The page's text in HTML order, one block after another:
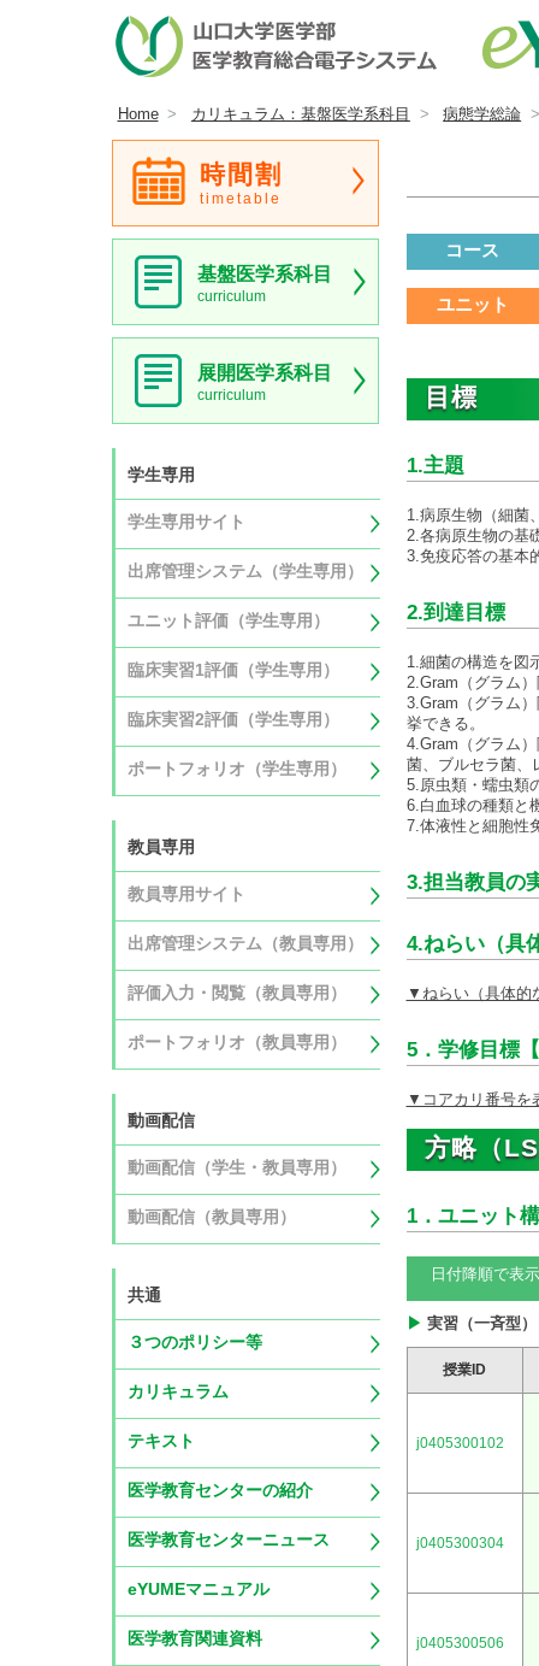
Home カリキュラム：基盤医学系科目 病態学総論
時間割
timetable
基盤医学系科目
curriculum
展開医学系科目
curriculum
学生専用
学生専用サイト
出席管理システム（学生専用）
ユニット評価（学生専用）
臨床実習1評価（学生専用）
臨床実習2評価（学生専用）
ポートフォリオ（学生専用）
教員専用
教員専用サイト
出席管理システム（教員専用）
評価入力・閲覧（教員専用）
ポートフォリオ（教員専用）
動画配信
動画配信（学生・教員専用）
動画配信（教員専用）
共通
３つのポリシー等
カリキュラム
テキスト
医学教育センターの紹介
医学教育センターニュース
eYUMEマニュアル
医学教育関連資料
コース
ユニット
目標
1.主題
1.病原生物（細菌
2.各病原生物の基
3.免疫応答の基本
2.到達目標
1.細菌の構造を図
2.Gram（グラム
3.Gram（グラム
挙できる。
4.Gram（グラム
菌、ブルセラ菌、
5.原虫類・蠕虫類
6.白血球の種類と
7.体液性と細胞性
3.担当教員の
4.ねらい（具
▼ねらい（具体的
5．学修目標
▼コアカリ番号を
方略（
1．ユニット
日付降順で表示
実習（一斉型）
授業ID
j0405300102
j0405300304
j0405300506